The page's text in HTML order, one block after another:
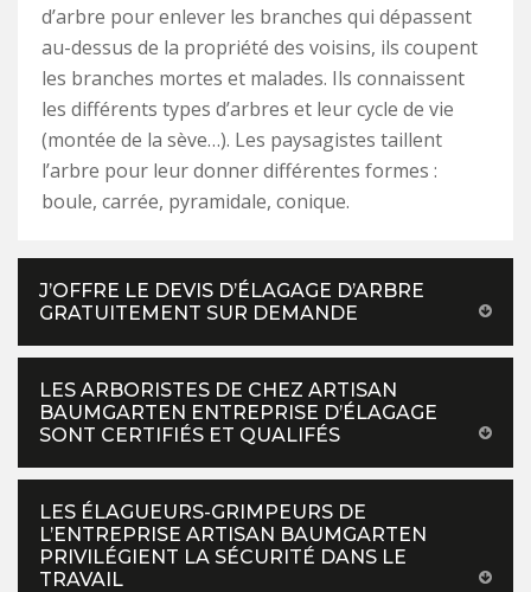
d’arbre pour enlever les branches qui dépassent
au-dessus de la propriété des voisins, ils coupent
les branches mortes et malades. Ils connaissent
les différents types d’arbres et leur cycle de vie
(montée de la sève…). Les paysagistes taillent
l’arbre pour leur donner différentes formes :
boule, carrée, pyramidale, conique.
J’OFFRE LE DEVIS D’ÉLAGAGE D’ARBRE
GRATUITEMENT SUR DEMANDE
LES ARBORISTES DE CHEZ ARTISAN
BAUMGARTEN ENTREPRISE D’ÉLAGAGE
SONT CERTIFIÉS ET QUALIFÉS
LES ÉLAGUEURS-GRIMPEURS DE
L’ENTREPRISE ARTISAN BAUMGARTEN
PRIVILÉGIENT LA SÉCURITÉ DANS LE
TRAVAIL